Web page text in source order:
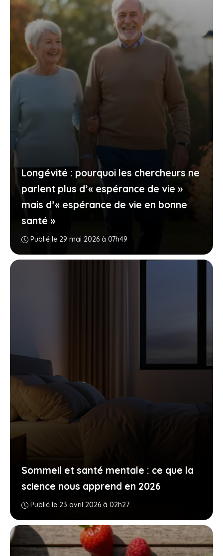
Longévité : pourquoi les chercheurs ne
parlent plus d’« espérance de vie »
mais d’« espérance de vie en bonne
santé »
Publié le 29 mai 2026 à 07h49
Sommeil et santé mentale : ce que la
science nous apprend en 2026
Publié le 23 avril 2026 à 02h27